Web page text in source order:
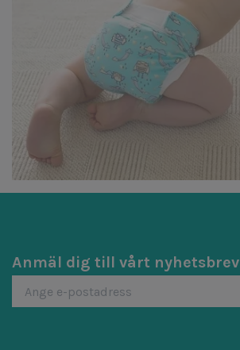
Anmäl dig till vårt nyhetsbrev